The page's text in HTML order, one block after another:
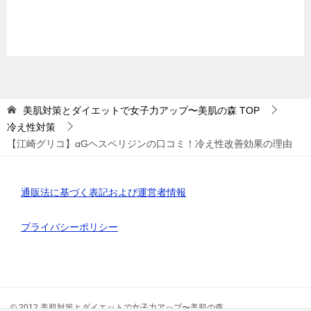
美肌対策とダイエットで女子力アップ〜美肌の森 TOP
冷え性対策
【江崎グリコ】αGヘスペリジンの口コミ！冷え性改善効果の理由
通販法に基づく表記および運営者情報
プライバシーポリシー
© 2012 美肌対策とダイエットで女子力アップ〜美肌の森